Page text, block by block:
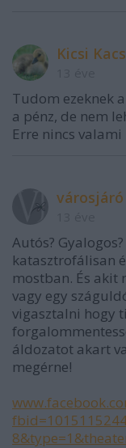
Kicsi
Tudom ezeknek
a pénz, de nem
Erre nincs valami
városjáró
Autós?
katasztrofálisan
mostban. És akit
vagy egy
vigasztalni hogy
áldozatot akart
megérne!